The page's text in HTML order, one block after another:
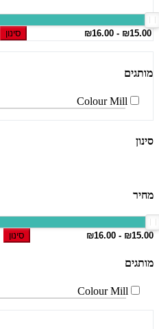
סינון
מותגים
Colour Mill
סינון
מחיר
סינון
מותגים
Colour Mill